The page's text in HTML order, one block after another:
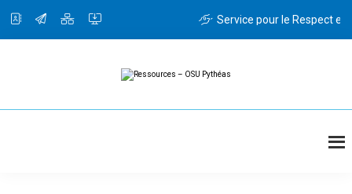
au
principal
Service pour le Respect et
Ressources
OSU
Ressources